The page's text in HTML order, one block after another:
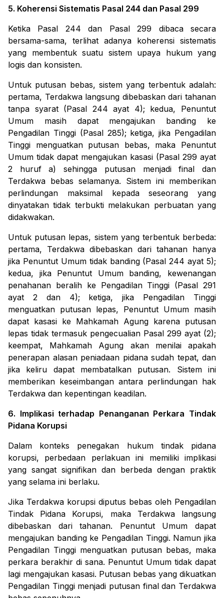
5. Koherensi Sistematis Pasal 244 dan Pasal 299
Ketika Pasal 244 dan Pasal 299 dibaca secara
bersama-sama, terlihat adanya koherensi sistematis
yang membentuk suatu sistem upaya hukum yang
logis dan konsisten.
Untuk putusan bebas, sistem yang terbentuk adalah:
pertama, Terdakwa langsung dibebaskan dari tahanan
tanpa syarat (Pasal 244 ayat 4); kedua, Penuntut
Umum masih dapat mengajukan banding ke
Pengadilan Tinggi (Pasal 285); ketiga, jika Pengadilan
Tinggi menguatkan putusan bebas, maka Penuntut
Umum tidak dapat mengajukan kasasi (Pasal 299 ayat
2 huruf a) sehingga putusan menjadi final dan
Terdakwa bebas selamanya. Sistem ini memberikan
perlindungan maksimal kepada seseorang yang
dinyatakan tidak terbukti melakukan perbuatan yang
didakwakan.
Untuk putusan lepas, sistem yang terbentuk berbeda:
pertama, Terdakwa dibebaskan dari tahanan hanya
jika Penuntut Umum tidak banding (Pasal 244 ayat 5);
kedua, jika Penuntut Umum banding, kewenangan
penahanan beralih ke Pengadilan Tinggi (Pasal 291
ayat 2 dan 4); ketiga, jika Pengadilan Tinggi
menguatkan putusan lepas, Penuntut Umum masih
dapat kasasi ke Mahkamah Agung karena putusan
lepas tidak termasuk pengecualian Pasal 299 ayat (2);
keempat, Mahkamah Agung akan menilai apakah
penerapan alasan peniadaan pidana sudah tepat, dan
jika keliru dapat membatalkan putusan. Sistem ini
memberikan keseimbangan antara perlindungan hak
Terdakwa dan kepentingan keadilan.
6. Implikasi terhadap Penanganan Perkara Tindak
Pidana Korupsi
Dalam konteks penegakan hukum tindak pidana
korupsi, perbedaan perlakuan ini memiliki implikasi
yang sangat signifikan dan berbeda dengan praktik
yang selama ini berlaku.
Jika Terdakwa korupsi diputus bebas oleh Pengadilan
Tindak Pidana Korupsi, maka Terdakwa langsung
dibebaskan dari tahanan. Penuntut Umum dapat
mengajukan banding ke Pengadilan Tinggi. Namun jika
Pengadilan Tinggi menguatkan putusan bebas, maka
perkara berakhir di sana. Penuntut Umum tidak dapat
lagi mengajukan kasasi. Putusan bebas yang dikuatkan
Pengadilan Tinggi menjadi putusan final dan Terdakwa